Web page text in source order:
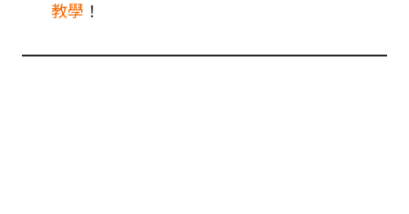
教學 ！